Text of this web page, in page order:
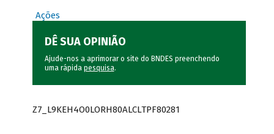
Ações
DÊ SUA OPINIÃO
Ajude-nos a aprimorar o site do BNDES preenchendo
uma rápida pesquisa.
Z7_L9KEH4O0LORH80ALCLTPF80281